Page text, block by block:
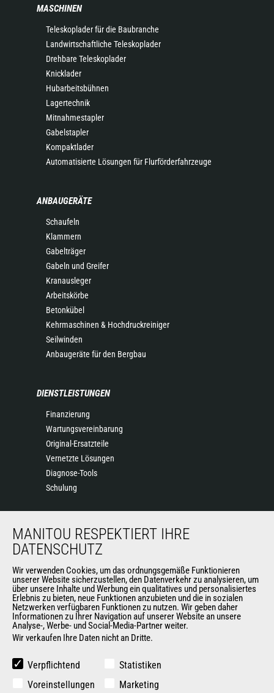
MASCHINEN
Teleskoplader für die Baubranche
Landwirtschaftliche Teleskoplader
Drehbare Teleskoplader
Knicklader
Hubarbeitsbühnen
Lagertechnik
Mitnahmestapler
Gabelstapler
Kompaktlader
Automatisierte Lösungen für Flurförderfahrzeuge
ANBAUGERÄTE
Schaufeln
Klammern
Gabelträger
Gabeln und Greifer
Kranausleger
Arbeitskörbe
Betonkübel
Kehrmaschinen & Hochdruckreiniger
Seilwinden
Anbaugeräte für den Bergbau
DIENSTLEISTUNGEN
Finanzierung
Wartungsvereinbarung
Original-Ersatzteile
Vernetzte Lösungen
Diagnose-Tools
Schulung
ÜBER UNS
Die Manitou-Gruppe
Impressum
Datenschutz
Veranstaltungen
Neuigkeiten
Geschichte
WEITERE SEITEN DER MANITOU-GROUP
MANITOU RESPEKTIERT IHRE
DATENSCHUTZ
Wir verwenden Cookies, um das ordnungsgemäße Funktionieren
unserer Website sicherzustellen, den Datenverkehr zu analysieren, um
über unsere Inhalte und Werbung ein qualitatives und personalisiertes
Erlebnis zu bieten, neue Funktionen anzubieten und die in sozialen
Netzwerken verfügbaren Funktionen zu nutzen. Wir geben daher
Informationen zu Ihrer Navigation auf unserer Website an unsere
Analyse-, Werbe- und Social-Media-Partner weiter.
Wir verkaufen Ihre Daten nicht an Dritte.
Verpflichtend
Statistiken
Voreinstellungen
Marketing